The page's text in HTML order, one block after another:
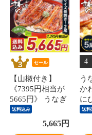
セール
【山椒付き】
《7395円相当が
5665円》 うなぎ
鰻 国産 かわすい
2尾入り(合計
300g) 大サイズ
送料込み
5,665円
4
う
か
に
ズ
送料